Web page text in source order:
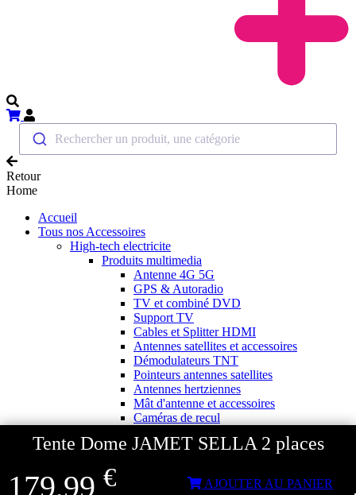
Tente Dome JAMET SELLA 2 places
179,99 € AJOUTER AU PANIER
Rechercher un produit, une catégorie
Retour
Home
Accueil
Tous nos Accessoires
High-tech electricite
Produits multimedia
Antenne 4G 5G
GPS & Autoradio
TV et combiné DVD
Support TV
Cables et Splitter HDMI
Antennes satellites et accessoires
Démodulateurs TNT
Pointeurs antennes satellites
Antennes hertziennes
Mât d'antenne et accessoires
Caméras de recul
Source d'energie
Accessoires panneaux solaires